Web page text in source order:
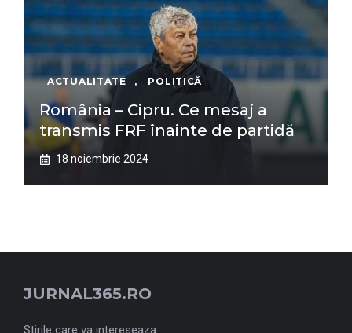
ACTUALITATE , POLITICĂ
România – Cipru. Ce mesaj a
transmis FRF înainte de partidă
18 noiembrie 2024
JURNAL365.RO
Stirile care va intereseaza